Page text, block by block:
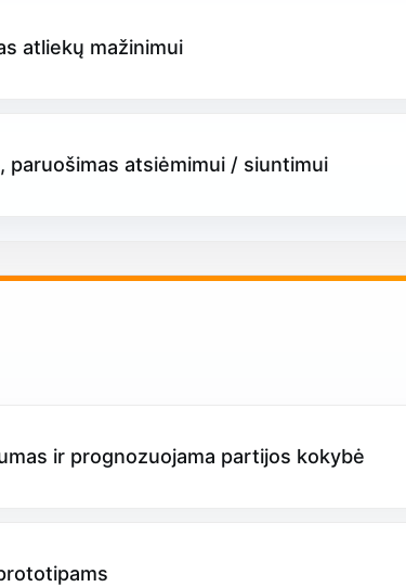
atliekų mažinimui
paruošimas atsiėmimui / siuntimui
ir prognozuojama partijos kokybė